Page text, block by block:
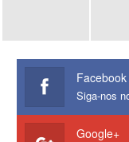
Facebook
Google+